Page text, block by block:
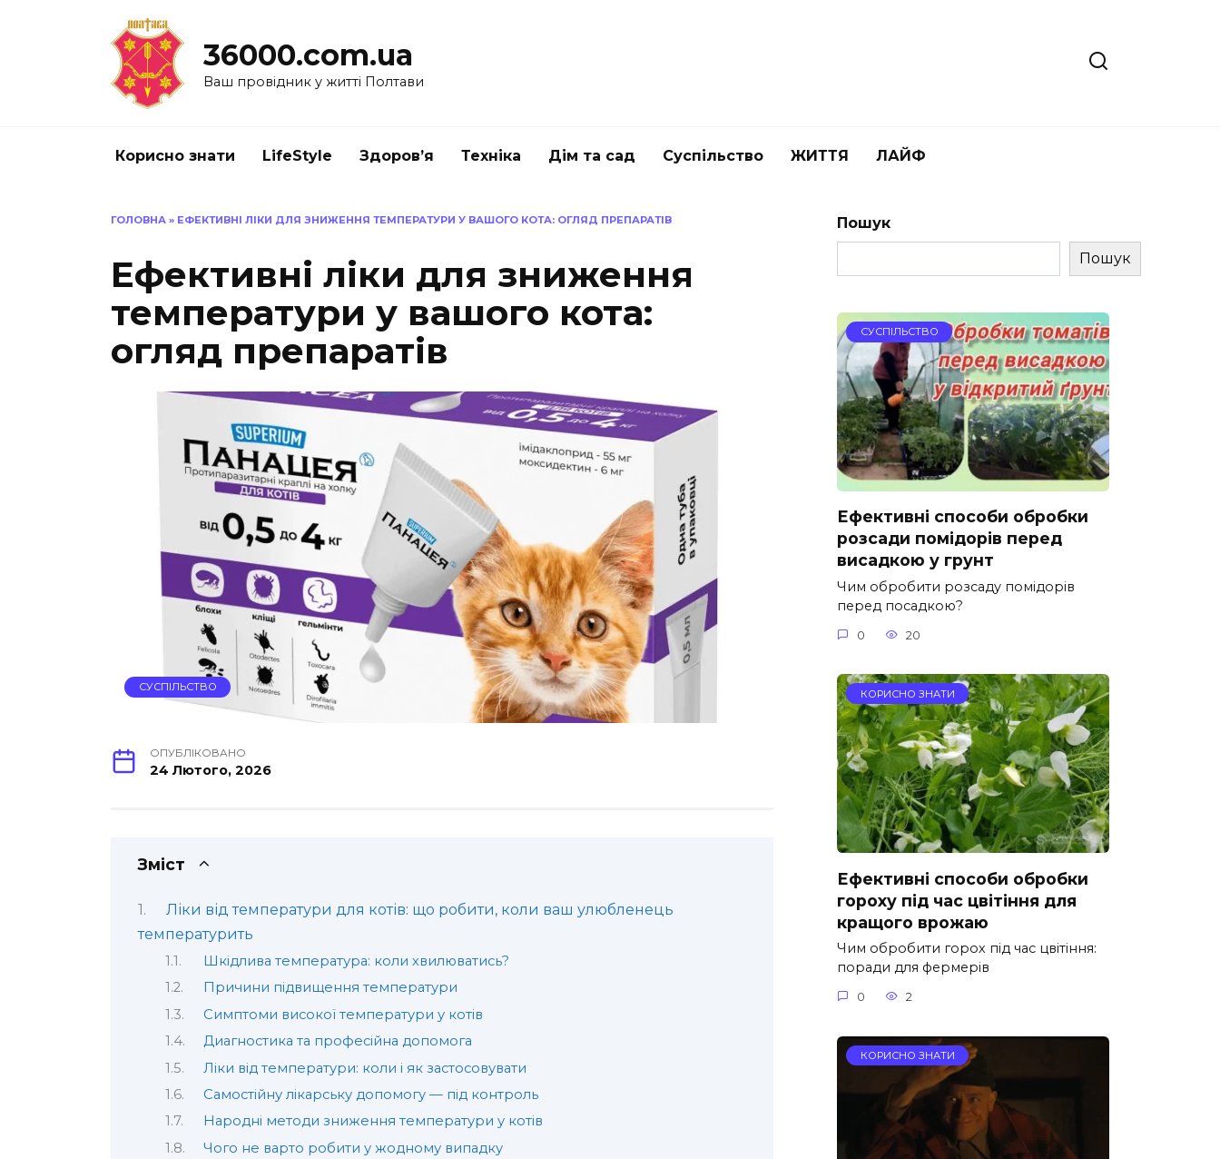
36000.com.ua
Ваш провідник у житті Полтави
Корисно знати LifeStyle Здоров’я Техніка Дім та сад Суспільство ЖИТТЯ ЛАЙФ
ГОЛОВНА » ЕФЕКТИВНІ ЛІКИ ДЛЯ ЗНИЖЕННЯ ТЕМПЕРАТУРИ У ВАШОГО КОТА: ОГЛЯД ПРЕПАРАТІВ
Ефективні ліки для зниження
температури у вашого кота:
огляд препаратів
СУСПІЛЬСТВО
ОПУБЛІКОВАНО
24 Лютого, 2026
Зміст
Ліки від температури для котів: що робити, коли ваш улюбленець
температурить
Шкідлива температура: коли хвилюватись?
Причини підвищення температури
Симптоми високої температури у котів
Диагностика та професійна допомога
Ліки від температури: коли і як застосовувати
Самостійну лікарську допомогу — під контроль
Народні методи зниження температури у котів
Чого не варто робити у жодному випадку
Пошук
Пошук
СУСПІЛЬСТВО
Ефективні способи обробки
розсади помідорів перед
висадкою у грунт
Чим обробити розсаду помідорів
перед посадкою?
0 20
КОРИСНО ЗНАТИ
Ефективні способи обробки
гороху під час цвітіння для
кращого врожаю
Чим обробити горох під час цвітіння:
поради для фермерів
0 2
КОРИСНО ЗНАТИ